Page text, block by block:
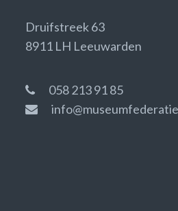
Druifstreek 63
8911 LH Leeuwarden
058 213 91 85